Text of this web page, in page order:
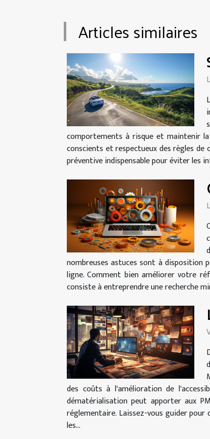
Articles similaires
comportements à risque et maintenir
conscients et respectueux des règles
préventive indispensable pour éviter les
nombreuses astuces sont à
ligne. Comment bien améliorer votre
consiste à entreprendre une recherche
des coûts à l'amélioration de
dématérialisation peut apporter aux
réglementaire. Laissez-vous guider
les...